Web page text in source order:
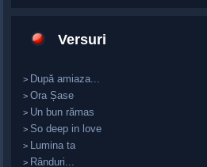
Versuri
> După amiaza...
>Ora Șase
> Un bun rămas
>So deep in love
> Lumina ta
> Rânduri...